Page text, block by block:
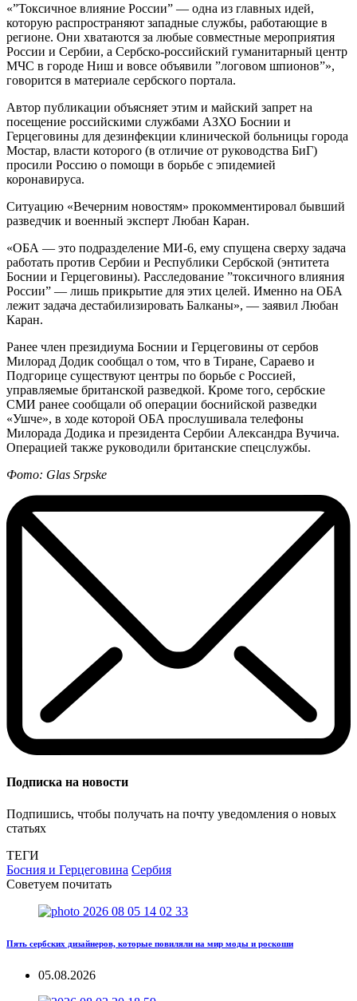
«”Токсичное влияние России” — одна из главных идей,
которую распространяют западные службы, работающие в
регионе. Они хватаются за любые совместные мероприятия
России и Сербии, а Сербско-российский гуманитарный центр
МЧС в городе Ниш и вовсе объявили ”логовом шпионов”»,
говорится в материале сербского портала.
Автор публикации объясняет этим и майский запрет на
посещение российскими службами АЗХО Боснии и
Герцеговины для дезинфекции клинической больницы города
Мостар, власти которого (в отличие от руководства БиГ)
просили Россию о помощи в борьбе с эпидемией
коронавируса.
Ситуацию «Вечерним новостям» прокомментировал бывший
разведчик и военный эксперт Любан Каран.
«ОБА — это подразделение МИ-6, ему спущена сверху задача
работать против Сербии и Республики Сербской (энтитета
Боснии и Герцеговины). Расследование ”токсичного влияния
России” — лишь прикрытие для этих целей. Именно на ОБА
лежит задача дестабилизировать Балканы», — заявил Любан
Каран.
Ранее член президиума Боснии и Герцеговины от сербов
Милорад Додик сообщал о том, что в Тиране, Сараево и
Подгорице существуют центры по борьбе с Россией,
управляемые британской разведкой. Кроме того, сербские
СМИ ранее сообщали об операции боснийской разведки
«Ушче», в ходе которой ОБА прослушивала телефоны
Милорада Додика и президента Сербии Александра Вучича.
Операцией также руководили британские спецслужбы.
Фото: Glas Srpske
Подписка на новости
Подпишись, чтобы получать на почту уведомления о новых
статьях
ТЕГИ
Босния и Герцеговина Сербия
Советуем почитать
Пять сербских дизайнеров, которые повиляли на мир моды и роскоши
05.08.2026